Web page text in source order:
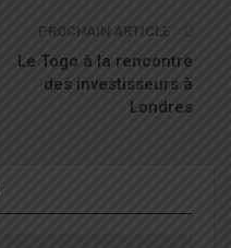
PROCHAIN ARTICLE
Le Togo à la rencontre
des investisseurs à
Londres